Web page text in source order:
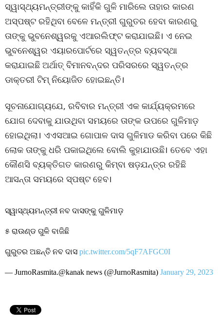
ସ୍ୱାସ୍ଥ୍ୟମନ୍ତ୍ରୀଙ୍କୁ କାହିଁକି ଗୁଳି ମାରିଲେ ତାହାର କାରଣ
ଅସ୍ପଷ୍ଟ ରହିଥିବା ବେଳେ ମନ୍ତ୍ରୀ ଗୁରୁତର ହେବା କାରଣରୁ
ତାଙ୍କୁ ଭୁବନେଶ୍ୱରକୁ ଏଆରଲିଫ୍ଟ କରାଯାଇଛି। ଏ ନେଇ
ଭୁବନେଶ୍ୱର ଏୟାରପୋର୍ଟରେ ସ୍ୱତନ୍ତ୍ର ବ୍ୟବସ୍ଥା
କରାଯାଇଛି ଅର୍ଥାତ୍ ବିମାନବନ୍ଦର ପରିସରରେ ସ୍ୱତନ୍ତ୍ର
ଡାକ୍ତରୀ ଟିମ୍ ନିୟୋଜିତ ହୋଇଛନ୍ତି।
ସୂଚନାଯୋଗ୍ୟଯେ, ରବିବାର ମନ୍ତ୍ରୀ ଏକ କାର୍ଯ୍ୟକ୍ରମରେ
ଯୋଗ ଦେବାକୁ ଯାଉଥିବା ସମୟରେ ତାଙ୍କ ଉପରେ ଗୁଳିମାଡ଼
ହୋଇଥିଲା। ଏଏସଆଇ ଗୋପାଳ ଦାସ ଗୁଳିମାଡ କରିବା ପରେ କିଛି
ଲୋକ ତାଙ୍କୁ ଧରି ପକାଇଥିଲେ ବୋଲି କୁହାଯାଉଛି। ତେବେ ଏହା
କୌଣସି ବ୍ୟକ୍ତିଗତ କାରଣରୁ କିମ୍ବା ଷଡ଼ଯନ୍ତ୍ର ରହିଛି
ଆସନ୍ତା ସମୟରେ ସ୍ପଷ୍ଟ ହେବ।
ସ୍ୱାସ୍ଥ୍ୟମନ୍ତ୍ରୀ ନବ ଦାସଙ୍କୁ ଗୁଳିମାଡ଼
୫ ରାଉଣ୍ଡ ଗୁଳି ବାଜିଛି
ଗୁରୁତର ଅଛନ୍ତି ନବ ଦାସ pic.twitter.com/5qF7AFGC0I
— JurnoRasmita.@kanak news (@JurnoRasmita) January 29, 2023